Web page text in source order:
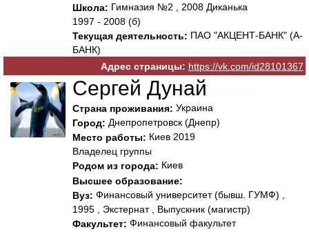
Школа: Гимназия №2 , 2008 Диканька
1997 - 2008 (б)
Текущая деятельность: ПАО "АКЦЕНТ-БАНК" (А-
БАНК)
Адрес страницы: https://vk.com/id28101367
Сергей Дунай
Страна проживания: Украина
Город: Днепропетровск (Днепр)
Место работы: Киев 2019
Владелец группы
Родом из города: Киев
Высшее образование:
Вуз: Финансовый университет (бывш. ГУМФ) ,
1995 , Экстернат , Выпускник (магистр)
Факультет: Финансовый факультет